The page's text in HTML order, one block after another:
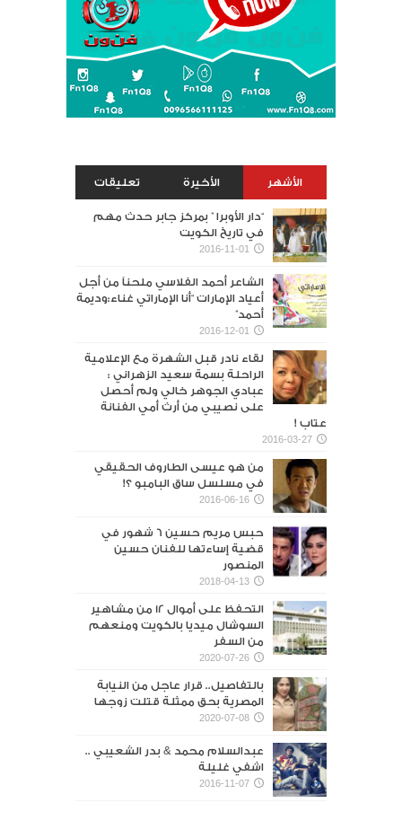
الأشهر الأخيرة تعليقات
“دار الأوبرا ” بمركز جابر حدث مهم
في تاريخ الكويت
2016-11-01
الشاعر أحمد الفلاسي ملحناً من أجل
أعياد الإمارات “أنا الإماراتي غناء:وديمة
أحمد”
2016-12-01
لقاء نادر قبل الشهرة مع الإعلامية
الراحلة بسمة سعيد الزهراني :
عبادي الجوهر خالي ولم أحصل
على نصيبي من أرث أمي الفنانة
عتاب !
2016-03-27
من هو عيسى الطاروف الحقيقي
في مسلسل ساق البامبو ؟!
2016-06-16
حبس مريم حسين 6 شهور في
قضية إساءتها للفنان حسين
المنصور‎
2018-04-13
التحفظ على أموال 12 من مشاهير
السوشال ميديا بالكويت ومنعهم
من السفر
2020-07-26
بالتفاصيل.. قرار عاجل من النيابة
المصرية بحق ممثلة قتلت زوجها
2020-07-08
عبدالسلام محمد & بدر الشعيبي ..
اشفي غليلة
2016-11-07